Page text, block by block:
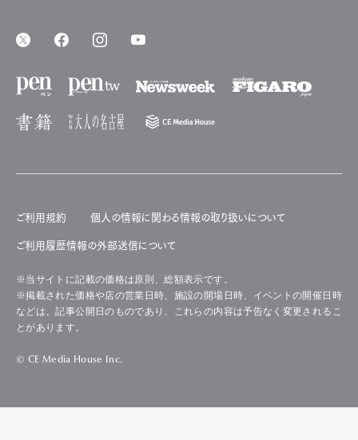
ご利用規約 個人の情報に関わる情報の取り扱いについて
ご利用履歴情報の外部送信について
※当サイトに記載の価格は原則、総額表示です。
※掲載された価格や店の営業日時、施設の開場日時、イベントの開催日時
などは、記事公開日のものであり、これらの内容は予告なく変更されるこ
とがあります。
© CE Media House Inc.